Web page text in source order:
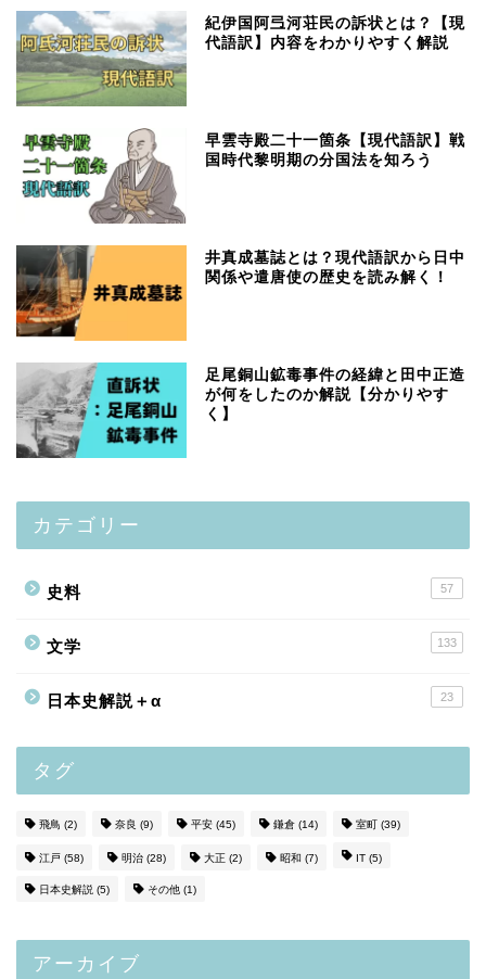
紀伊国阿弖河荘民の訴状とは？【現
代語訳】内容をわかりやすく解説
早雲寺殿二十一箇条【現代語訳】戦
国時代黎明期の分国法を知ろう
井真成墓誌とは？現代語訳から日中
関係や遣唐使の歴史を読み解く！
足尾銅山鉱毒事件の経緯と田中正造
が何をしたのか解説【分かりやす
く】
カテゴリー
史料 57
文学 133
日本史解説＋α 23
タグ
飛鳥 (2) 奈良 (9) 平安 (45) 鎌倉 (14) 室町 (39)
江戸 (58) 明治 (28) 大正 (2) 昭和 (7) IT (5)
日本史解説 (5) その他 (1)
アーカイブ